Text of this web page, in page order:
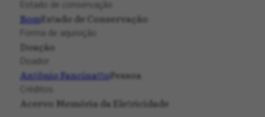
Estado de conservação
BomEstado de Conservação
Forma de aquisição
Doação
Doador
Antônio FancinattoPessoa
Créditos
Acervo Memória da Eletricidade